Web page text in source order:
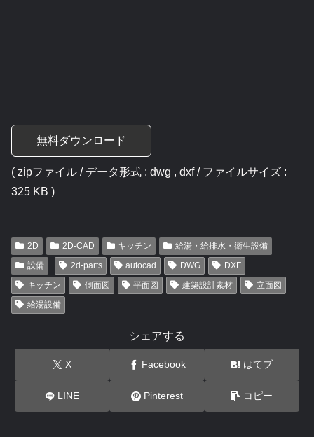
無料ダウンロード
( zipファイル / データ形式 : dwg , dxf / ファイルサイズ :
325 KB )
2D 2D-CAD キッチン
給湯・給排水・衛生設備
設備
2d-parts autocad DWG
DXF
キッチン
側面図 平面図 建築設計素材
立面図
給湯設備
シェアする
X Facebook はてブ
LINE Pinterest コピー